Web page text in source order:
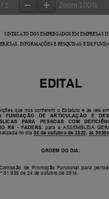
/ 1 Zoom 100%